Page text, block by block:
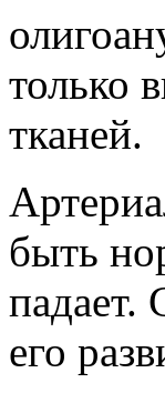
только
тканей.
быть
падает.
его